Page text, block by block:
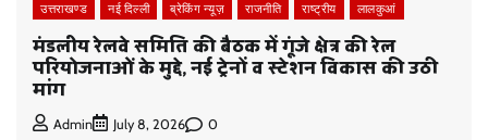
उत्तराखण्ड नई दिल्ली ब्रेकिंग न्यूज़ राजनीति राष्ट्रीय लालकुआं
मंडलीय रेलवे समिति की बैठक में गूंजे क्षेत्र की रेल
परियोजनाओं के मुद्दे, नई ट्रेनों व स्टेशन विकास की उठी
मांग
Admin July 8, 2026 0